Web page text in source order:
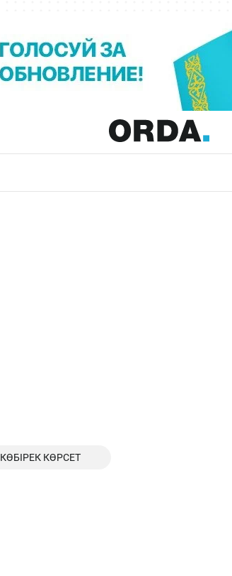
КӨБІРЕК КӨРСЕТ